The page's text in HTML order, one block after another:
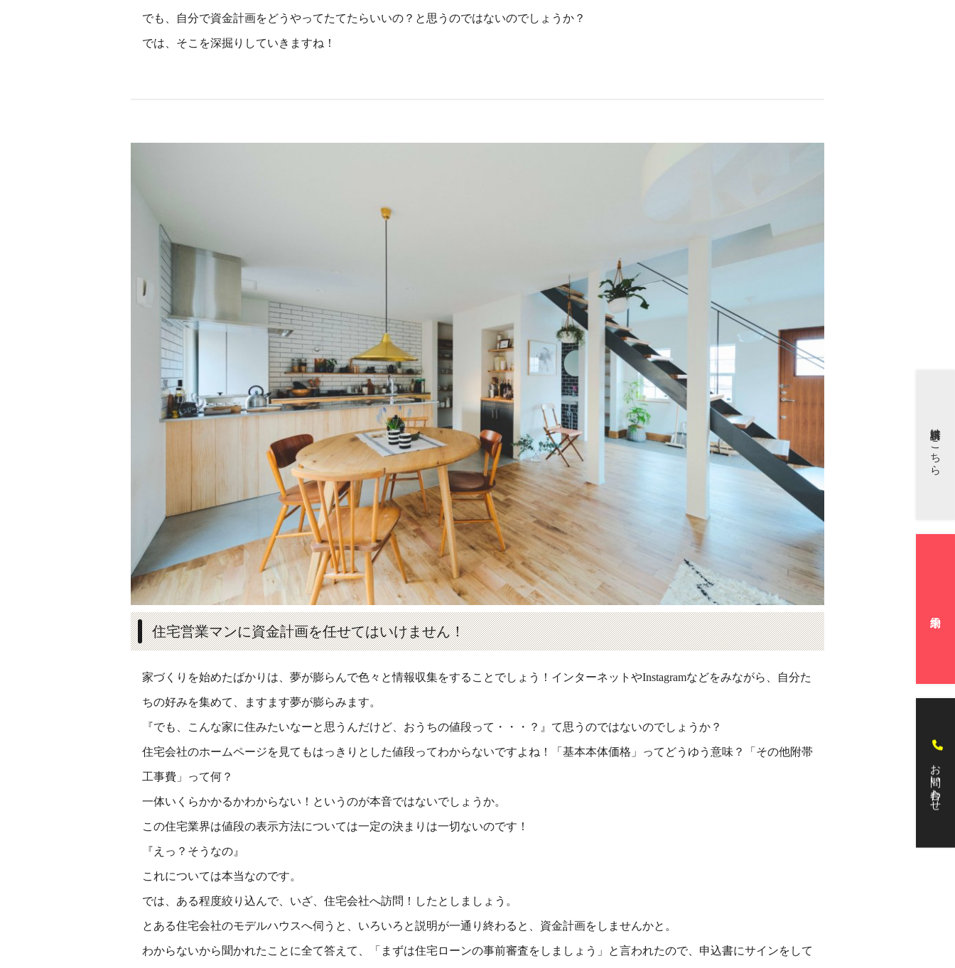
でも、自分で資金計画をどうやってたてたらいいの？と思うのではないのでしょうか？
では、そこを深掘りしていきますね！
住宅営業マンに資金計画を任せてはいけません！
家づくりを始めたばかりは、夢が膨らんで色々と情報収集をすることでしょう！インターネットやInstagramなどをみながら、自分た
ちの好みを集めて、ますます夢が膨らみます。
『でも、こんな家に住みたいなーと思うんだけど、おうちの値段って・・・？』て思うのではないのでしょうか？
住宅会社のホームページを見てもはっきりとした値段ってわからないですよね！「基本本体価格」ってどうゆう意味？「その他附帯
工事費」って何？
一体いくらかかるかわからない！というのが本音ではないでしょうか。
この住宅業界は値段の表示方法については一定の決まりは一切ないのです！
『えっ？そうなの』
これについては本当なのです。
では、ある程度絞り込んで、いざ、住宅会社へ訪問！したとしましょう。
とある住宅会社のモデルハウスへ伺うと、いろいろと説明が一通り終わると、資金計画をしませんかと。
わからないから聞かれたことに全て答えて、「まずは住宅ローンの事前審査をしましょう」と言われたので、申込書にサインをして
資料請求はこちら
お問い合わせ